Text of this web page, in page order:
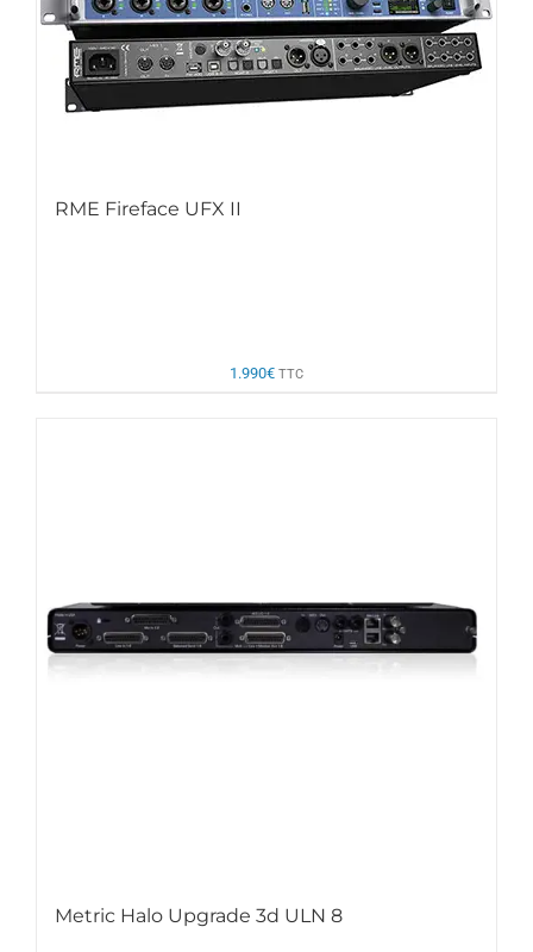
RME Fireface UFX II
1.990€ TTC
Metric Halo Upgrade 3d ULN 8